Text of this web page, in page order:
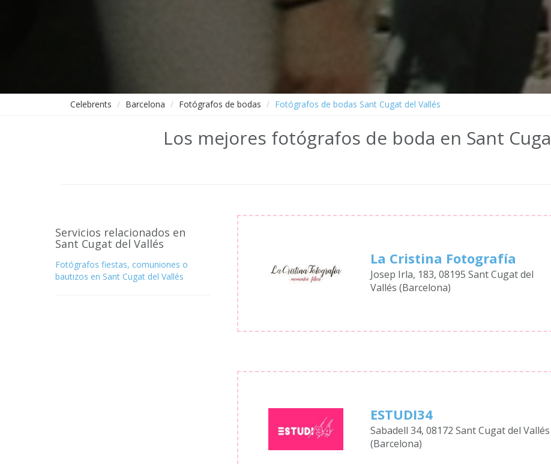
Celebrents Barcelona Fotógrafos de bodas Fotógrafos de bodas Sant Cugat del Vallés
Los mejores fotógrafos de boda en Sant
Servicios relacionados en
Sant Cugat del Vallés
Fotógrafos fiestas, comuniones o
bautizos en Sant Cugat del Vallés
La Cristina Fotografía
Josep Irla, 183, 08195 Sant Cugat del
Vallés (Barcelona)
ESTUDI34
Sabadell 34, 08172 Sant Cugat del Vallés
(Barcelona)